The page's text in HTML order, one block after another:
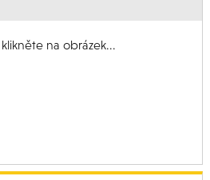
na obrázek...